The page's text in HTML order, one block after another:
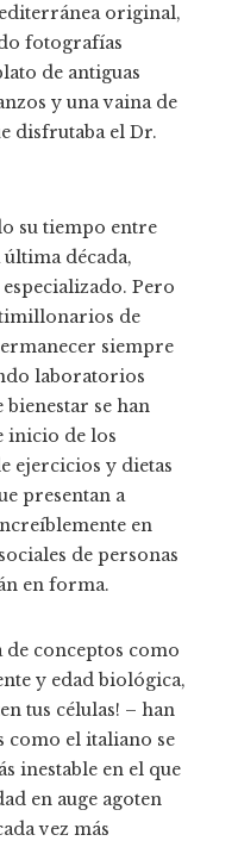
original,
fotografías
de antiguas
y una vaina de
disfrutaba el Dr.
su tiempo entre
década,
Pero
de
siempre
laboratorios
se han
inicio de los
ejercicios y dietas
presentan a
en
de personas
en forma.
de conceptos como
y edad biológica,
tus células! – han
como el italiano se
inestable en el que
en auge agoten
vez más